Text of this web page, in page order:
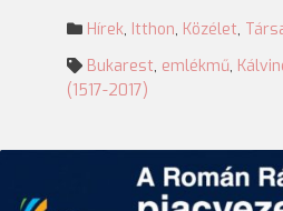
Hírek, Itthon, Közélet,
Bukarest, emlékmű,
(1517-2017)